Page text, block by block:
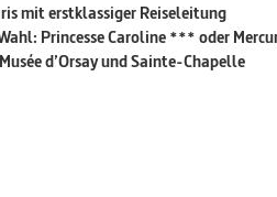
mit erstklassiger Reiseleitung
Princesse Caroline *** oder
d’Orsay und Sainte-Chapelle